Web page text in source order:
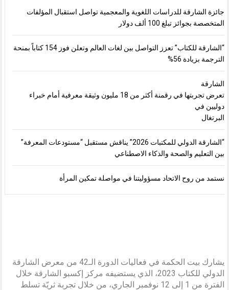
جائزة الشارقة للدراسات اللغوية والمعجمية تواصل استقبال المؤلفات
المتخصصة بجوائز تبلغ 100 ألف دولار
“الشارقة للكتاب” تعزز التواصل بين لغات العالم وتعلن فوز 154 كتاباً بمنحة
الترجمة بزيادة 56%
الشارقة
تعرض تجربتها في رقمنة أكثر من 18 مليون وثيقة معرفية أمام خبراء
دوليين في
البرتغال
“الشارقة الدولي للمكتبات 2026” يناقش مستقبل “مستودعات المعرفة”
بين التعليم والصحة والذكاء الاصطناعي
نستمد من روح الاتحاد مسؤوليتنا في مواصلة تمكين المرأة
يشارك بيت الحكمة في فعاليات الدورة الـ42 من معرض الشارقة
الدولي للكتاب 2023، الذي يستضيفه مركز إكسبو الشارقة خلال
الفترة من 1 إلى 12 نوفمبر الجاري، من خلال تجربة ثريّة تسلط